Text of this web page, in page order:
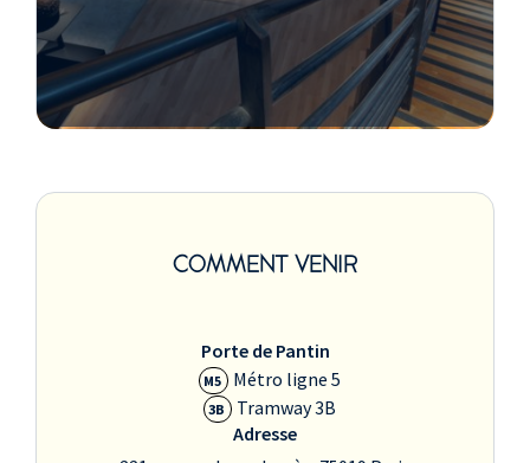
COMMENT VENIR
Porte de Pantin
M5 Métro ligne 5
3B
Tramway 3B
Adresse